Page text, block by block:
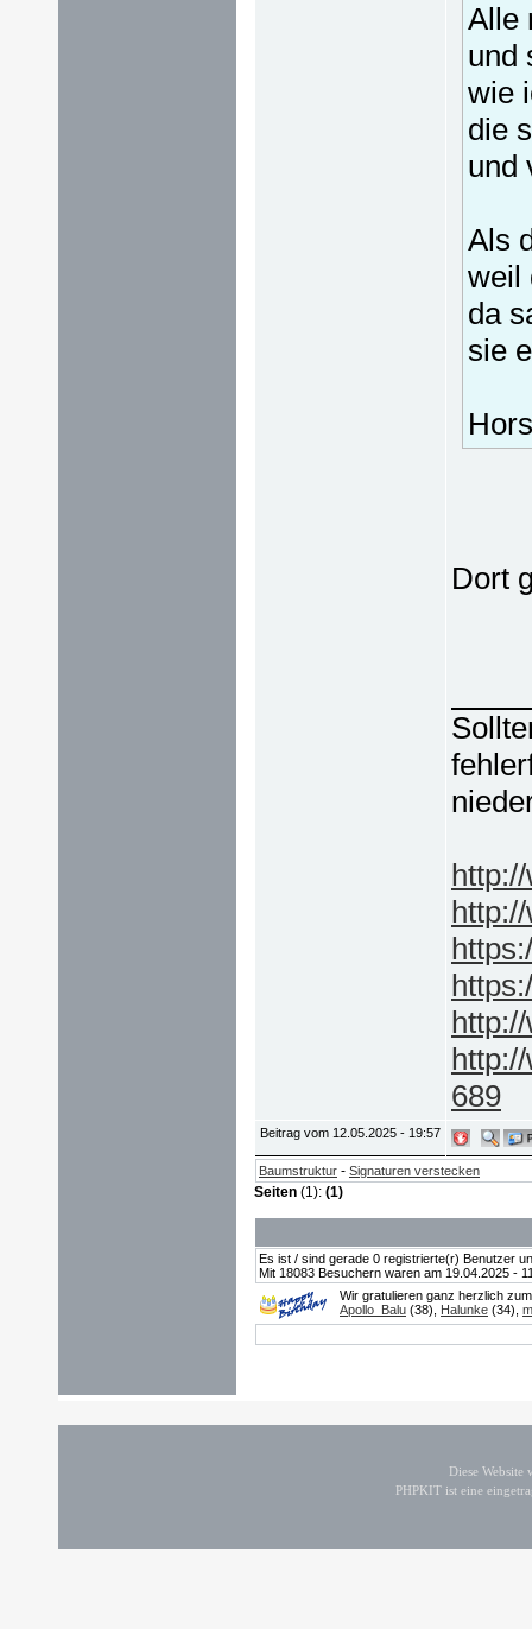
Alle
und
wie
die
und
Als
weil
da
sie
Dort
689
Beitrag vom 12.05.2025 - 19:57
Baumstruktur - Signaturen verstecken
Seiten (1): (1)
Es ist / sind gerade 0 registrierte(r) Benutzer
Mit 18083 Besuchern waren am 19.04.2025 -
Wir gratulieren ganz herzlich
Apollo_Balu (38), Halunke (34),
Diese
PHPKIT ist eine